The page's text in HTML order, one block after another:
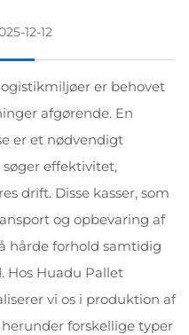
12-12
er behovet
afgørende. En
er et nødvendigt
effektivitet,
drift. Disse kasser, som
og opbevaring af
hårde forhold samtidig
Hos Huadu Pallet
vi os i produktion af
forskellige typer